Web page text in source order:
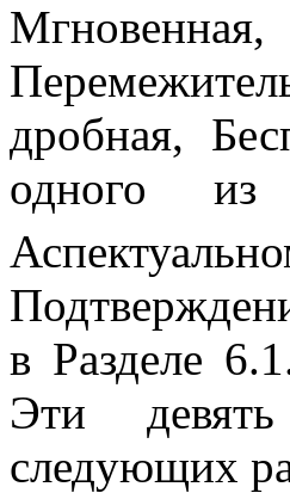
дробная,
одного
в Разделе
Эти
следующих